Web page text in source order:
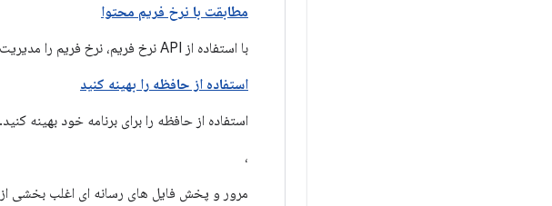
مطابقت با نرخ فریم محتوا
با استفاده از API نرخ فریم، نرخ فریم را مدیریت کنید.
استفاده از حافظه را بهینه کنید
استفاده از حافظه را برای برنامه خود بهینه کنید.
،
مرور و پخش فایل های رسانه ای اغلب بخشی